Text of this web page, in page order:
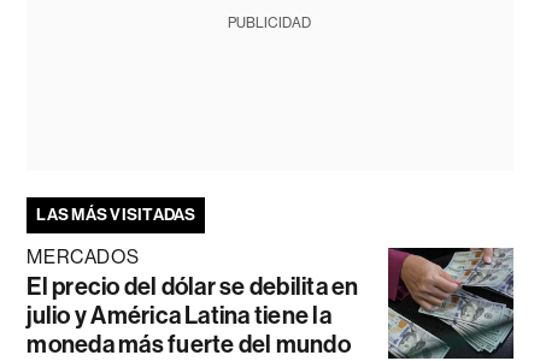
PUBLICIDAD
LAS MÁS VISITADAS
MERCADOS
El precio del dólar se debilita en
julio y América Latina tiene la
moneda más fuerte del mundo